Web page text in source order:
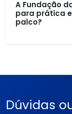
A Fundação
para prática
palco?
Dúvidas